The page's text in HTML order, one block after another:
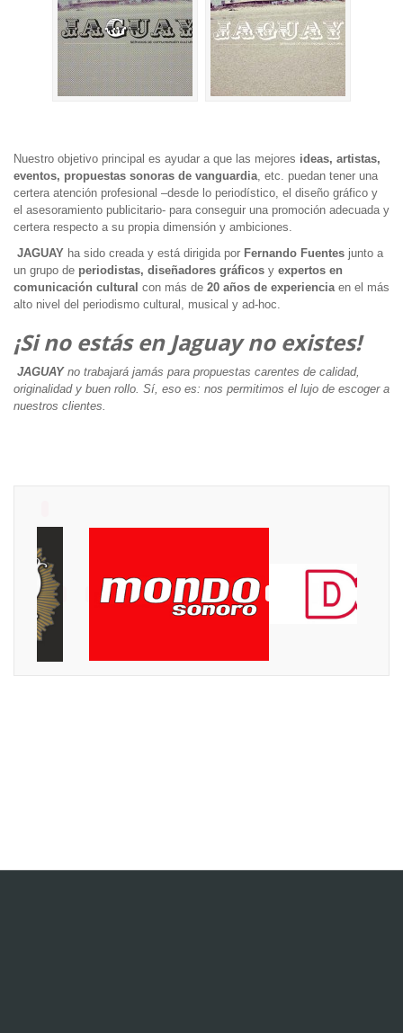
Nuestro objetivo principal es ayudar a que las mejores ideas, artistas,
eventos, propuestas sonoras de vanguardia, etc. puedan tener una
certera atención profesional –desde lo periodístico, el diseño gráfico y
el asesoramiento publicitario- para conseguir una promoción adecuada y
certera respecto a su propia dimensión y ambiciones.
JAGUAY ha sido creada y está dirigida por Fernando Fuentes junto a
un grupo de periodistas, diseñadores gráficos y expertos en
comunicación cultural con más de 20 años de experienciaen el más
alto nivel del periodismo cultural, musical y ad-hoc.
¡Si no estás en Jaguay no existes!
JAGUAYno trabajará jamás para propuestas carentes de calidad,
originalidad y buen rollo. Sí, eso es: nos permitimos el lujo de escoger a
nuestros clientes.